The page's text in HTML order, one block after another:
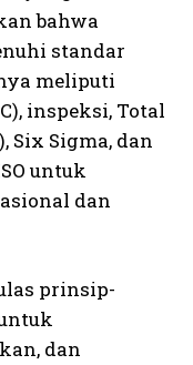
bahwa
standar
meliputi
inspeksi, Total
Six Sigma, dan
untuk
dan
prinsip-
dan